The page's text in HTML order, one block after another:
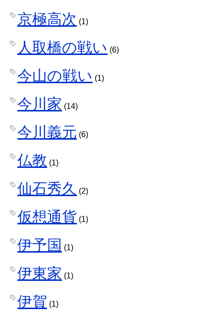
京極高次 (1)
人取橋の戦い (6)
今山の戦い (1)
今川家 (14)
今川義元 (6)
仏教 (1)
仙石秀久 (2)
仮想通貨 (1)
伊予国 (1)
伊東家 (1)
伊賀 (1)